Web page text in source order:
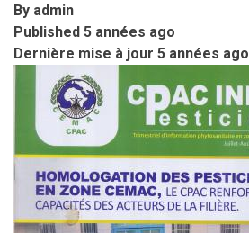
By admin
Published 5 années ago
Dernière mise à jour 5 années ago